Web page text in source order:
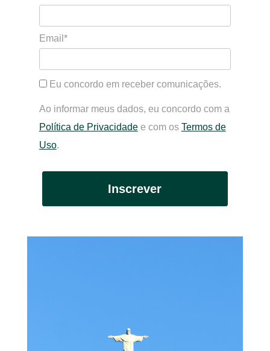
Email*
Eu concordo em receber comunicações.
Ao informar meus dados, eu concordo com a
Política de Privacidadee com os Termos de
Uso.
Inscrever